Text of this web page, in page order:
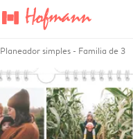
Planeador simples - Familia de 3